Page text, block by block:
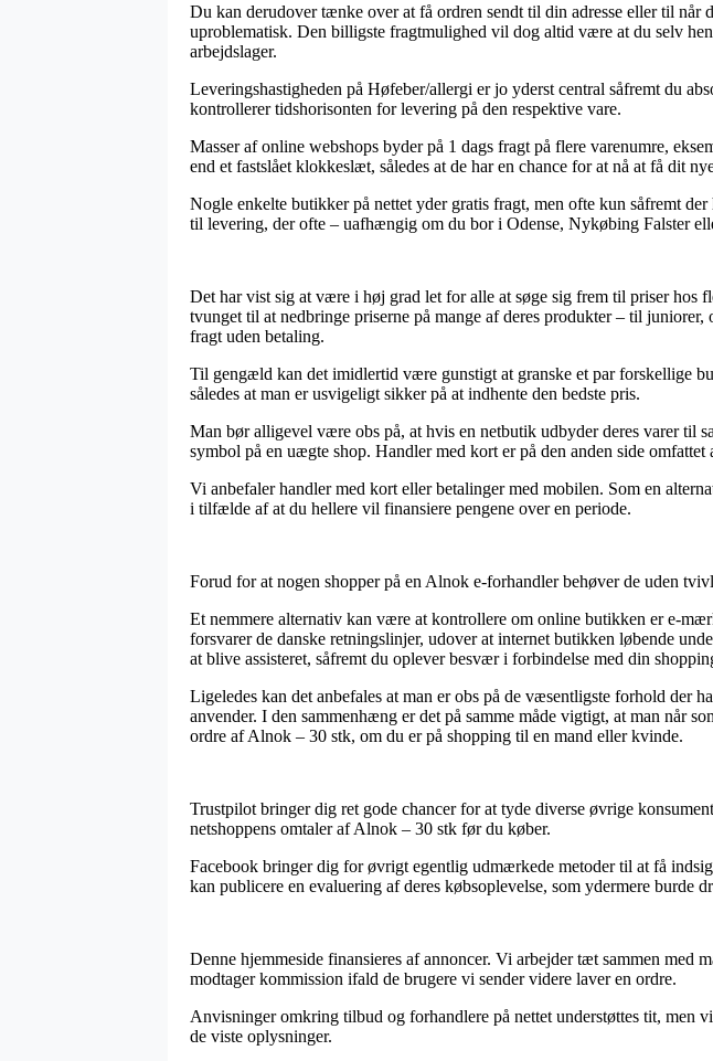
Du kan derudover tænke over at få ordren sendt til din adresse eller til
uproblematisk. Den billigste fragtmulighed vil dog altid være at du selv
arbejdslager.
Leveringshastigheden på Høfeber/allergi er jo yderst central såfremt du
kontrollerer tidshorisonten for levering på den respektive vare.
Masser af online webshops byder på 1 dags fragt på flere varenumre,
end et fastslået klokkeslæt, således at de har en chance for at nå at få dit
Nogle enkelte butikker på nettet yder gratis fragt, men ofte kun såfremt
til levering, der ofte – uafhængig om du bor i Odense, Nykøbing Falster
Det har vist sig at være i høj grad let for alle at søge sig frem til priser hos
tvunget til at nedbringe priserne på mange af deres produkter – til
fragt uden betaling.
Til gengæld kan det imidlertid være gunstigt at granske et par forskellige
således at man er usvigeligt sikker på at indhente den bedste pris.
Man bør alligevel være obs på, at hvis en netbutik udbyder deres varer til
symbol på en uægte shop. Handler med kort er på den anden side
Vi anbefaler handler med kort eller betalinger med mobilen. Som en
i tilfælde af at du hellere vil finansiere pengene over en periode.
Forud for at nogen shopper på en Alnok e-forhandler behøver de uden
Et nemmere alternativ kan være at kontrollere om online butikken er e-
forsvarer de danske retningslinjer, udover at internet butikken løbende
at blive assisteret, såfremt du oplever besvær i forbindelse med din
Ligeledes kan det anbefales at man er obs på de væsentligste forhold der
anvender. I den sammenhæng er det på samme måde vigtigt, at man når
ordre af Alnok – 30 stk, om du er på shopping til en mand eller kvinde.
Trustpilot bringer dig ret gode chancer for at tyde diverse øvrige
netshoppens omtaler af Alnok – 30 stk før du køber.
Facebook bringer dig for øvrigt egentlig udmærkede metoder til at få
kan publicere en evaluering af deres købsoplevelse, som ydermere burde
Denne hjemmeside finansieres af annoncer. Vi arbejder tæt sammen med
modtager kommission ifald de brugere vi sender videre laver en ordre.
Anvisninger omkring tilbud og forhandlere på nettet understøttes tit,
de viste oplysninger.